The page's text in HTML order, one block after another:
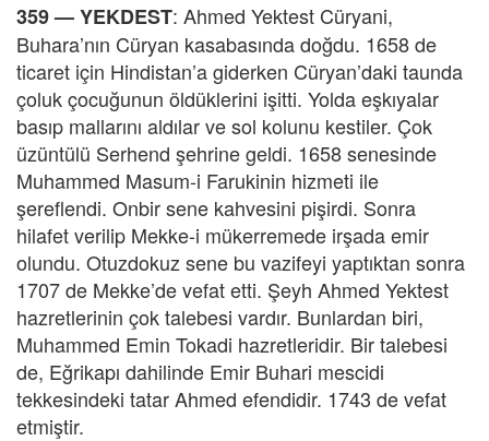
359 —YEKDEST: Ahmed Yektest Cüryani,
Buhara’nın Cüryan kasabasında doğdu. 1658 de
ticaret için Hindistan’a giderken Cüryan’daki taunda
çoluk çocuğunun öldüklerini işitti. Yolda eşkıyalar
basıp mallarını aldılar ve sol kolunu kestiler. Çok
üzüntülü Serhend şehrine geldi. 1658 senesinde
Muhammed Masum-i Farukinin hizmeti ile
şereflendi. Onbir sene kahvesini pişirdi. Sonra
hilafet verilip Mekke-i mükerremede irşada emir
olundu. Otuzdokuz sene bu vazifeyi yaptıktan sonra
1707 de Mekke’de vefat etti. Şeyh Ahmed Yektest
hazretlerinin çok talebesi vardır. Bunlardan biri,
Muhammed Emin Tokadi hazretleridir. Bir talebesi
de, Eğrikapı dahilinde Emir Buhari mescidi
tekkesindeki tatar Ahmed efendidir. 1743 de vefat
etmiştir.